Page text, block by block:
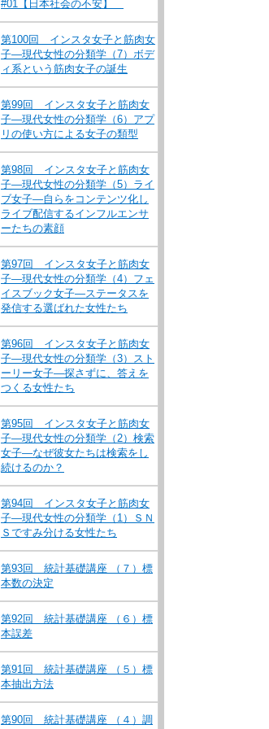
#01【日本社会の不安】
第100回 インスタ女子と筋肉女
子―現代女性の分類学（7）ボデ
ィ系という筋肉女子の誕生
第99回 インスタ女子と筋肉女
子―現代女性の分類学（6）アプ
リの使い方による女子の類型
第98回 インスタ女子と筋肉女
子―現代女性の分類学（5）ライ
ブ女子―自らをコンテンツ化し
ライブ配信するインフルエンサ
ーたちの素顔
第97回 インスタ女子と筋肉女
子―現代女性の分類学（4）フェ
イスブック女子―ステータスを
発信する選ばれた女性たち
第96回 インスタ女子と筋肉女
子―現代女性の分類学（3）スト
ーリー女子―探さずに、答えを
つくる女性たち
第95回 インスタ女子と筋肉女
子―現代女性の分類学（2）検索
女子―なぜ彼女たちは検索をし
続けるのか？
第94回 インスタ女子と筋肉女
子―現代女性の分類学（1）ＳＮ
Ｓですみ分ける女性たち
第93回 統計基礎講座 （７）標
本数の決定
第92回 統計基礎講座 （６）標
本誤差
第91回 統計基礎講座 （５）標
本抽出方法
第90回 統計基礎講座 （４）調